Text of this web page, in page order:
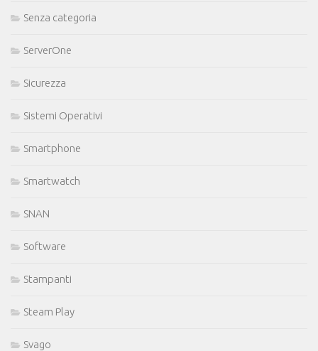
Senza categoria
ServerOne
Sicurezza
Sistemi Operativi
Smartphone
Smartwatch
SNAN
Software
Stampanti
Steam Play
Svago